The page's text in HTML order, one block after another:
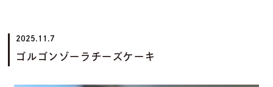
2025.11.7
ゴルゴンゾーラチーズケーキ